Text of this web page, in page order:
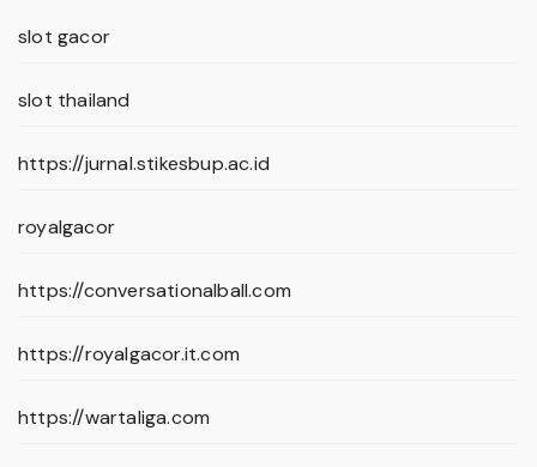
slot gacor
slot thailand
https://jurnal.stikesbup.ac.id
royalgacor
https://conversationalball.com
https://royalgacor.it.com
https://wartaliga.com